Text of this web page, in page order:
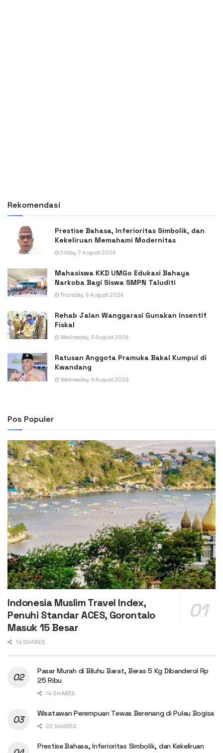
Rekomendasi
Prestise Bahasa, Inferioritas Simbolik, dan
Kekeliruan Memahami Modernitas
Friday, 7 August 2026
Mahasiswa KKD UMGo Edukasi Bahaya
Narkoba Bagi Siswa SMPN Taluditi
Thursday, 6 August 2026
Rehab Jalan Wanggarasi Gunakan Insentif
Fiskal
Wednesday, 5 August 2026
Ratusan Anggota Pramuka Bakal Kumpul di
Kwandang
Wednesday, 5 August 2026
Pos Populer
Indonesia Muslim Travel Index,
Penuhi Standar ACES, Gorontalo
Masuk 15 Besar
14 SHARES
Pasar Murah di Biluhu Barat, Beras 5 Kg Dibanderol Rp
25 Ribu
14 SHARES
Wisatawan Perempuan Tewas Berenang di Pulau Bogisa
22 SHARES
Prestise Bahasa, Inferioritas Simbolik, dan Kekeliruan